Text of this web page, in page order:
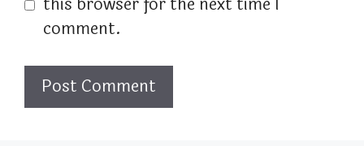
comment.